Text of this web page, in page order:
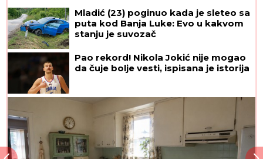
Mladić (23) poginuo kada je sleteo sa
puta kod Banja Luke: Evo u kakvom
stanju je suvozač
Pao rekord! Nikola Jokić nije mogao
da čuje bolje vesti, ispisana je istorija